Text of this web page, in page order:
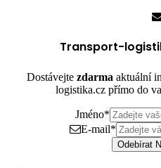
Transport-
Dostávejte zdarma aktuální
logistika.cz přímo do
Jméno*
E-mail*
Odebírat